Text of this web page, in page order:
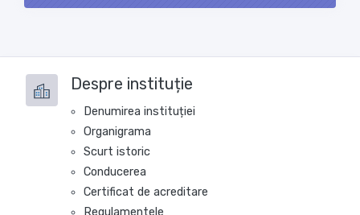
Despre instituție
Denumirea instituției
Organigrama
Scurt istoric
Conducerea
Certificat de acreditare
Regulamentele